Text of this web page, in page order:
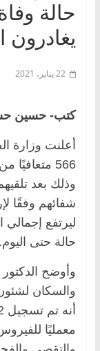
22 يناير، 2021
كتب- حسين
أعلنت وزارة
566
وذلك بعد
شفائهم وفقًا
حالة حتى اليوم.
وأوضح
والسكان
معمليًا